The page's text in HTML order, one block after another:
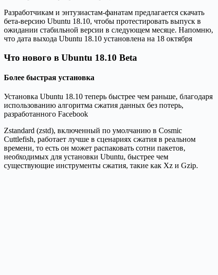
Разработчикам и энтузиастам-фанатам предлагается скачать
бета-версию Ubuntu 18.10, чтобы протестировать выпуск в
ожидании стабильной версии в следующем месяце. Напомню,
что дата выхода Ubuntu 18.10 установлена ​​на 18 октября
Что нового в Ubuntu 18.10 Beta
Более быстрая установка
Установка Ubuntu 18.10 теперь быстрее чем раньше, благодаря
использованию алгоритма сжатия данных без потерь,
разработанного Facebook
Zstandard (zstd), включенный по умолчанию в Cosmic
Cuttlefish, работает лучше в сценариях сжатия в реальном
времени, то есть он может распаковать сотни пакетов,
необходимых для установки Ubuntu, быстрее чем
существующие инструменты сжатия, такие как Xz и Gzip.